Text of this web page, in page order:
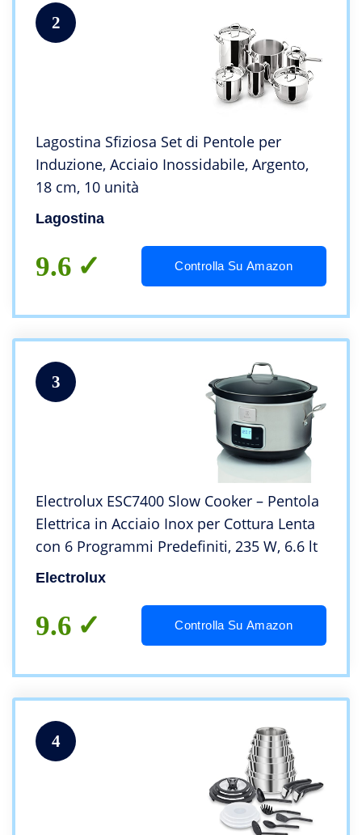
2
Lagostina Sfiziosa Set di Pentole per
Induzione, Acciaio Inossidabile, Argento,
18 cm, 10 unità
Lagostina
9.6 Controlla Su Amazon
3
Electrolux ESC7400 Slow Cooker – Pentola
Elettrica in Acciaio Inox per Cottura Lenta
con 6 Programmi Predefiniti, 235 W, 6.6 lt
Electrolux
9.6 Controlla Su Amazon
4